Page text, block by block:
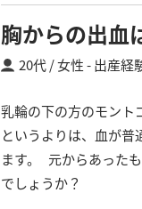
胸からの出血
20代 / 女性 出産経
乳輪の下の方のモント
というよりは、血が普
ます。 元からあった
でしょうか？